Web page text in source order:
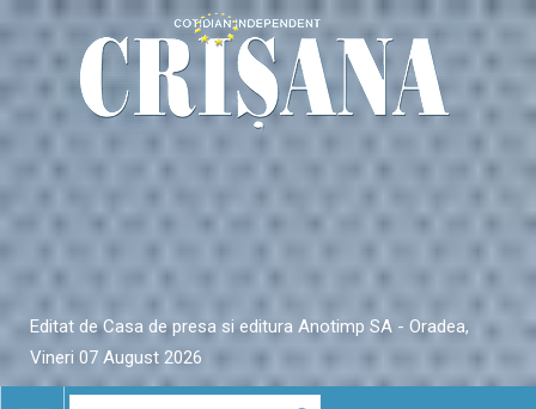
Editat de Casa de presa si editura Anotimp SA - Oradea,
Vineri 07 August 2026